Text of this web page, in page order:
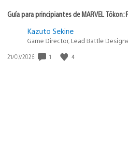
Guía para principiantes de MARVEL Tōkon:
Kazuto Sekine
Game Director, Lead Battle
Fecha
21/07/2026 1 4